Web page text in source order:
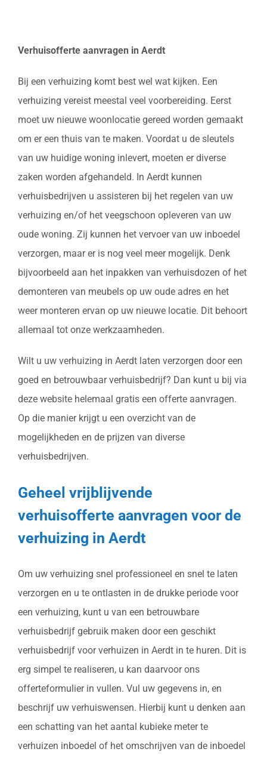
Verhuisofferte aanvragen in Aerdt
Bij een verhuizing komt best wel wat kijken. Een
verhuizing vereist meestal veel voorbereiding. Eerst
moet uw nieuwe woonlocatie gereed worden gemaakt
om er een thuis van te maken. Voordat u de sleutels
van uw huidige woning inlevert, moeten er diverse
zaken worden afgehandeld. In Aerdt kunnen
verhuisbedrijven u assisteren bij het regelen van uw
verhuizing en/of het veegschoon opleveren van uw
oude woning. Zij kunnen het vervoer van uw inboedel
verzorgen, maar er is nog veel meer mogelijk. Denk
bijvoorbeeld aan het inpakken van verhuisdozen of het
demonteren van meubels op uw oude adres en het
weer monteren ervan op uw nieuwe locatie. Dit behoort
allemaal tot onze werkzaamheden.
Wilt u uw verhuizing in Aerdt laten verzorgen door een
goed en betrouwbaar verhuisbedrijf? Dan kunt u bij via
deze website helemaal gratis een offerte aanvragen.
Op die manier krijgt u een overzicht van de
mogelijkheden en de prijzen van diverse
verhuisbedrijven.
Geheel vrijblijvende
verhuisofferte aanvragen voor de
verhuizing in Aerdt
Om uw verhuizing snel professioneel en snel te laten
verzorgen en u te ontlasten in de drukke periode voor
een verhuizing, kunt u van een betrouwbare
verhuisbedrijf gebruik maken door een geschikt
verhuisbedrijf voor verhuizen in Aerdt in te huren. Dit is
erg simpel te realiseren, u kan daarvoor ons
offerteformulier in vullen. Vul uw gegevens in, en
beschrijf uw verhuiswensen. Hierbij kunt u denken aan
een schatting van het aantal kubieke meter te
verhuizen inboedel of het omschrijven van de inboedel